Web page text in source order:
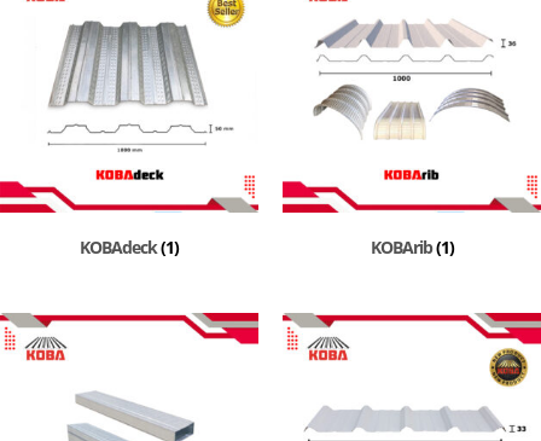
KOBAdeck(1) KOBArib(1)